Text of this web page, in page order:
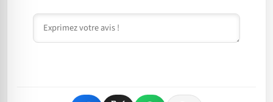
Commentaire